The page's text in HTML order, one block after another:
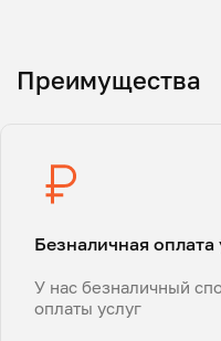
Преимущества
Безналичная оплата
У нас безналичный
оплаты услуг